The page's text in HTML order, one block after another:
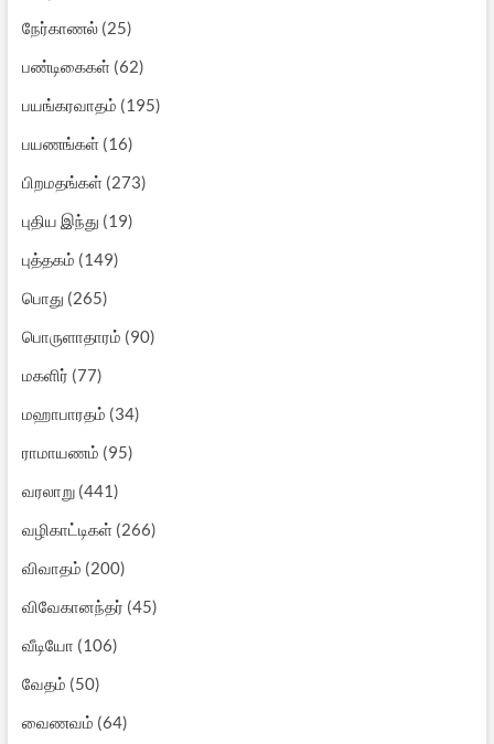
நேர்காணல்(25)
பண்டிகைகள்(62)
பயங்கரவாதம் (195)
பயணங்கள்(16)
பிறமதங்கள்(273)
புதிய இந்து (19)
புத்தகம் (149)
பொது (265)
பொருளாதாரம் (90)
மகளிர் (77)
மஹாபாரதம் (34)
ராமாயணம் (95)
வரலாறு(441)
வழிகாட்டிகள்(266)
விவாதம் (200)
விவேகானந்தர் (45)
வீடியோ (106)
வேதம் (50)
வைணவம் (64)